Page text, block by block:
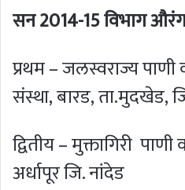
सन 2014-15 विभाग
प्रथम – जलस्वराज्य पाणी
संस्था, बारड, ता.मुदखेड,
द्वितीय – मुक्तागिरी
अर्धापूर जि. नांदेड